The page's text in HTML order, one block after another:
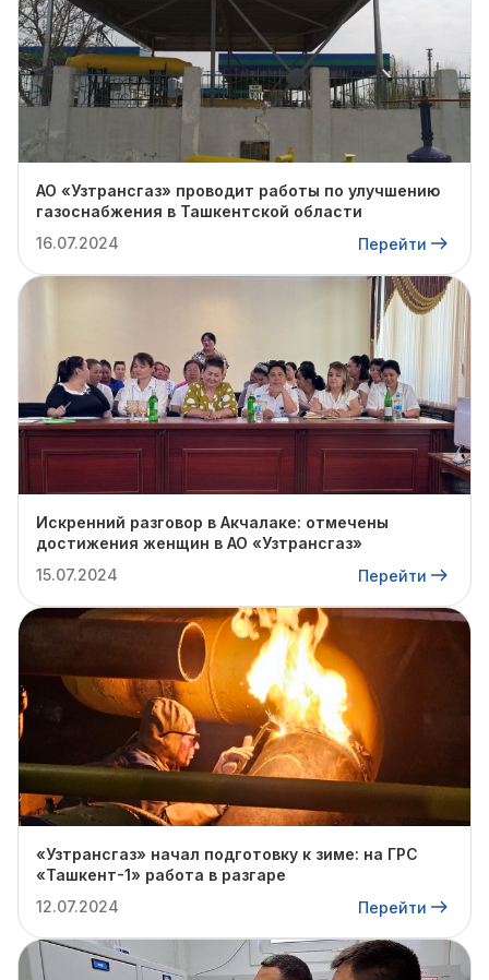
АО «Узтрансгаз» проводит работы по улучшению
газоснабжения в Ташкентской области
16.07.2024
Перейти
Искренний разговор в Акчалаке: отмечены
достижения женщин в АО «Узтрансгаз»
15.07.2024
Перейти
«Узтрансгаз» начал подготовку к зиме: на ГРС
«Ташкент-1» работа в разгаре
12.07.2024
Перейти